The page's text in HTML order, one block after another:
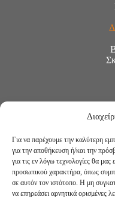
Για να παρέχουμε την καλύτερη
για την αποθήκευση ή/και την
για τις εν λόγω τεχνολογίες θα
προσωπικού χαρακτήρα, όπως
σε αυτόν τον ιστότοπο. Η μη
να επηρεάσει αρνητικά ορισμένες